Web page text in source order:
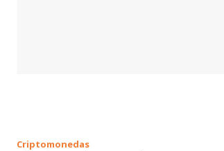
Criptomonedas